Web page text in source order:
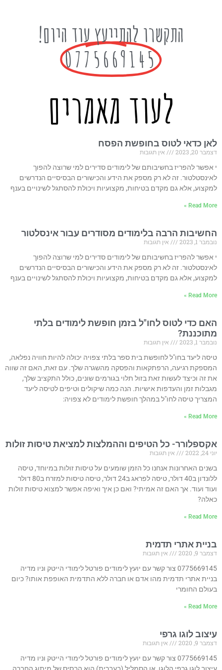
התקשרו להתייעץ עוד היום!
0775669145
לעוד מאמרים
לאן כדאי לטוס בחופשת הפסח
דצמבר 20, 2023
אין תגובות
י אפשר להפריז בחשיבותם של לימודים סדירים למי שרוצה להפוך
לאינסטלטור. זה לא רק מספק את הידע והכישורים הבסיסיים הנדרשים
למקצוע, אלא גם מקדם בטיחות, מקצועיות ויכולת להסתגל לשינויים בענף
Read More »
החשיבות הרבה בלימודים מסודרים עבור אינסלטור
נובמבר 1, 2023
אין תגובות
י אפשר להפריז בחשיבותם של לימודים סדירים למי שרוצה להפוך
לאינסטלטור. זה לא רק מספק את הידע והכישורים הבסיסיים הנדרשים
למקצוע, אלא גם מקדם בטיחות, מקצועיות ויכולת להסתגל לשינויים בענף
Read More »
האם כדי לטוס לחו"ל בזמן חופשת לימודים בלתי
מתוכננת?
נובמבר 1, 2023
אין תגובות
טיסה ליעד בחו"ל לחופשת בית ספר בלתי צפויה יכולה להיות חוויה נפלאה,
המספקת רגיעה, הרפתקאות והפסקה מהשגרה שלך. עם זאת, האם זה שווה
את זה וכיצד לעשות זאת בזול תלוי בגורמים שונים, כולל התקציב שלך,
מגבלות זמן והעדפות אישיות. הנה כמה שיקולים וטיפים לטיסה ליעד
המצריך טיסה לחו"ל במהלך חופשת לימודים לא צפויה:
Read More »
אקספלורר- כל הטיפים וההמלצות למציאת טיסות זולות
יוני 24, 2022
אין תגובות
בשנים האחרונות אנחנו כל הזמן שומעים על טיסות זולות במיוחד, טיסה
ללונדון ב40 דולר, טיסה לפראג ב24 דולר, טיסה טיסות למזרח ב80 דולר
ועוד ועוד. אך האם זה אמיתי? ואם כן איך ואיפה אפשר למצוא טיסות זולות
כאלה?
Read More »
בניית אתרי תדמית
דצמבר 9, 2020
אין תגובות
0775669145 צור קשר עם יועץ לימודים פורטל לימודי הייטק וניו מדיה
בניית אתרי תדמית מהו אדם או חברה ללא התדמית האופפת אותו? כיום
בעולם החומרי
Read More »
עיצוב לוגו גרפי
דצמבר 9, 2020
אין תגובות
0775669145 צור קשר עם יועץ לימודים פורטל לימודי הייטק וניו מדיה